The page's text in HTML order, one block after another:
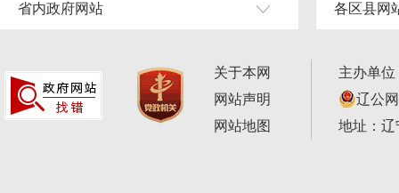
省内政府网站 各区县网
关于本网
网站声明
网站地图
主办单
辽公
地址：辽